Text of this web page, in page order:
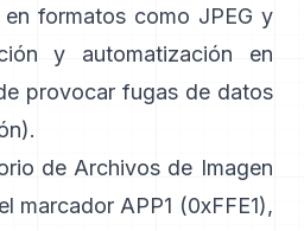
formatos como JPEG y
y automatización en
provocar fugas de datos
de Archivos de Imagen
marcador APP1 (0xFFE1),